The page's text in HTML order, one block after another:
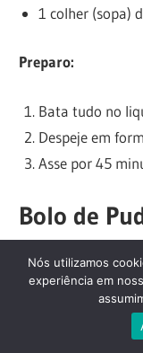
1 colher (sopa)
Preparo:
Bata tudo no
Despeje em
Asse por 45
Bolo de
pudim de
Ingredientes:
Nós utilizamos
experiência em